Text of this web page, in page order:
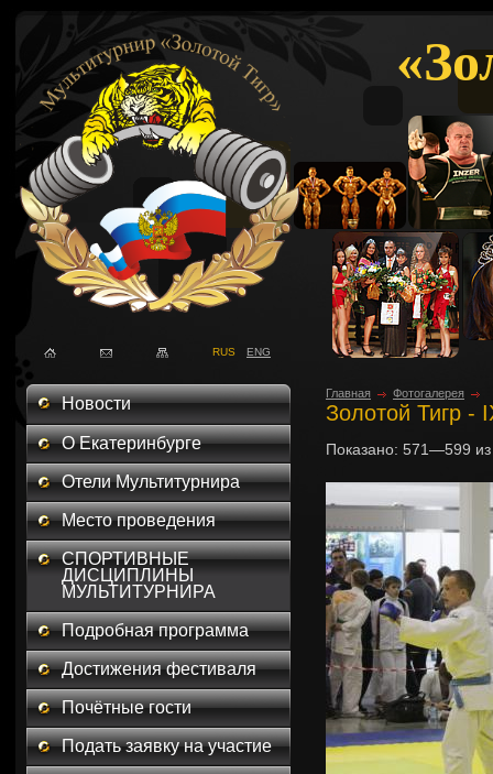
RUS ENG
Новости
О Екатеринбурге
Отели Мультитурнира
Место проведения
СПОРТИВНЫЕ
ДИСЦИПЛИНЫ
МУЛЬТИТУРНИРА
Подробная программа
Достижения фестиваля
Почётные гости
Подать заявку на участие
Главная Фотогалерея
Золотой Тигр -
Показано: 571—599